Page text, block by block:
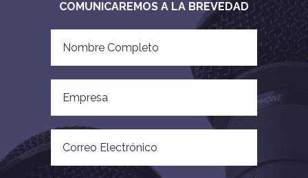
COMUNICAREMOS A LA BREVEDAD